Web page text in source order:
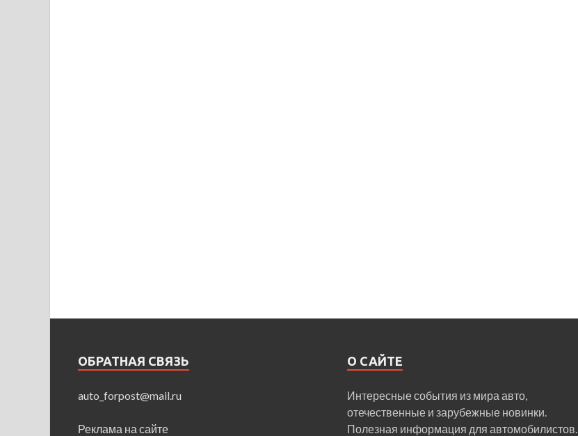
ОБРАТНАЯ СВЯЗЬ
auto_forpost@mail.ru
Реклама на сайте
О САЙТЕ
Интересные события из мира авто,
отечественные и зарубежные новинки.
Полезная информация для автомобилистов.